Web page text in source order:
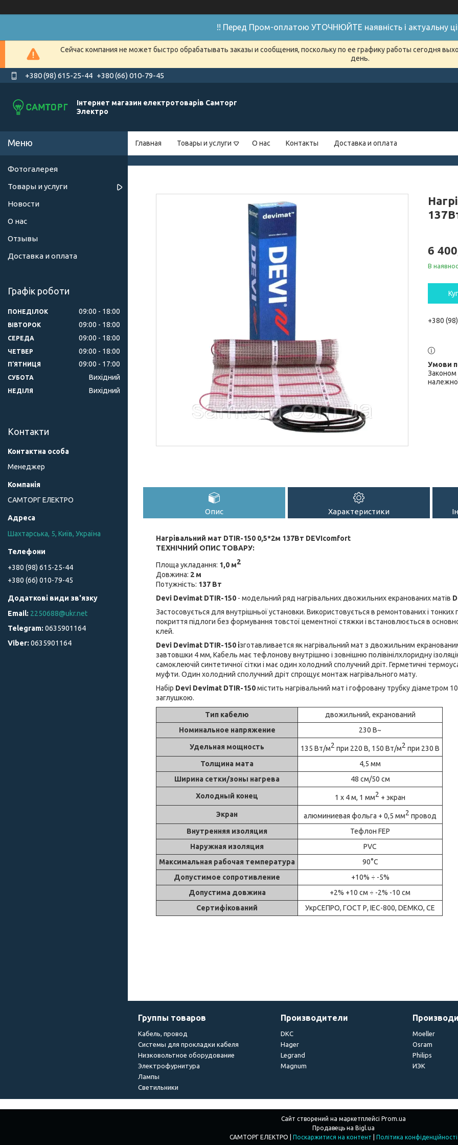
!! Перед Пром-оплатою УТОЧНЮЙТЕ наявність і актуальну
Сейчас компания не может быстро обрабатывать заказы и сообщения, поскольку по ее графику работы сегодня
день.
+380 (98) 615-25-44 +380 (66) 010-79-45
Інтернет магазин електротоварів Самторг
Электро
Главная Товары и услуги О нас Контакты Доставка и оплата
6
В
+380
Законом
Опис Характеристики
Нагрівальний мат DTIR-150 0,5*2м 137Вт DEVIcomfort
ТЕХНІЧНИЙ ОПИС ТОВАРУ:
Площа укладання: 1,0 м2
Довжина: 2 м
Потужність: 137 Вт
Devi Devimat DTIR-150 - модельний ряд нагрівальних двожильнихекранованих матів
Застосовується для внутрішньої установки. Використовується в ремонтованих і тонких
покриття підлоги без формування товстої цементної стяжки і встановлюється в
клей.
Devi Devimat DTIR-150 ізготавливается як нагрівальний мат з двожильним
завтовшки 4 мм, Кабель має тефлонову внутрішню і зовнішню полівінілхлоридну
самоклеючій синтетичної сітки і має один холодний сполучний дріт. Герметичні
муфти. Один холодний сполучний дріт спрощує монтаж нагрівального мату.
Набір Devi Devimat DTIR-150містить нагрівальний мат і гофровану трубку діаметром
заглушкою.
Тип кабелю двожильний, екранований
Номинальное напряжение
230 В~
Удельная мощность 135 Вт/м2 при 220 В, 150 Вт/м2 при 230 В
Толщина мата
4,5 мм
Ширина сетки/зоны нагрева
48 см/50 см
Холодный конец 1 х 4 м, 1 мм2 + экран
Экран алюминиевая фольга + 0,5 мм2 провод
Внутренняя изоляция
Тефлон FEP
Наружная изоляция
PVC
Максимальная рабочая температура
90°C
Допустимое сопротивление
+10% ÷ -5%
Допустима довжина
+2% +10 см ÷ -2% -10 см
Сертифікований
УкрСЕПРО, ГОСТ Р, IEC-800, DEMKO, CE
Фотогалерея
Товары и услуги
Новости
О нас
Отзывы
Доставка и оплата
Графік роботи
ПОНЕДІЛОК 09:00 18:00
ВІВТОРОК 09:00 18:00
СЕРЕДА 09:00 18:00
ЧЕТВЕР 09:00 18:00
ПʼЯТНИЦЯ 09:00 17:00
СУБОТА Вихідний
НЕДІЛЯ Вихідний
Контакти
Менеджер
САМТОРГ ЕЛЕКТРО
Шахтарська, 5, Київ, Україна
+380 (98) 615-25-44
+380 (66) 010-79-45
2250688@ukr.net
0635901164
0635901164
Группы товаров
Кабель, провод
Системы для прокладки кабеля
Низковольтное оборудование
Электрофурнитура
Лампы
Светильники
Производители
DKC
Hager
Legrand
Magnum
Moeller
Osram
Philips
ИЭК
Сайт створений на маркетплейсі Prom.ua
Продавець на Bigl.ua
Поскаржитися на контент Політика конфіденційності